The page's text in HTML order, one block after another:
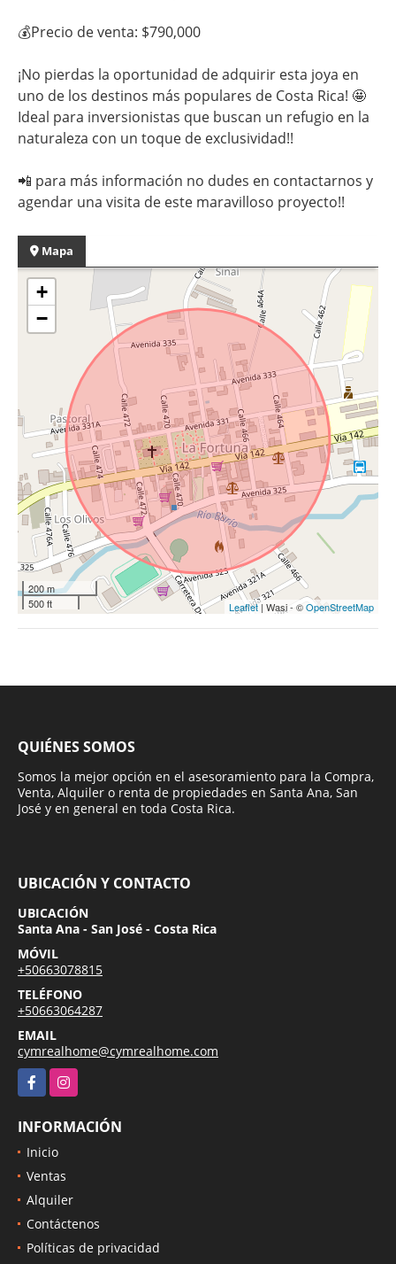
💰Precio de venta: $790,000
¡No pierdas la oportunidad de adquirir esta joya en
uno de los destinos más populares de Costa Rica! 🤩
Ideal para inversionistas que buscan un refugio en la
naturaleza con un toque de exclusividad!!
📲 para más información no dudes en contactarnos y
agendar una visita de este maravilloso proyecto!!
Mapa
+
−
200 m
500 ft
Leaflet| Wasi - ©OpenStreetMap
QUIÉNES SOMOS
Somos la mejor opción en el asesoramiento para la Compra,
Venta, Alquiler o renta de propiedades en Santa Ana, San
José y en general en toda Costa Rica.
UBICACIÓN Y CONTACTO
UBICACIÓN
Santa Ana - San José - Costa Rica
MÓVIL
+50663078815
TELÉFONO
+50663064287
EMAIL
cymrealhome@cymrealhome.com
FacebookInstagram
INFORMACIÓN
Inicio
Ventas
Alquiler
Contáctenos
Políticas de privacidad